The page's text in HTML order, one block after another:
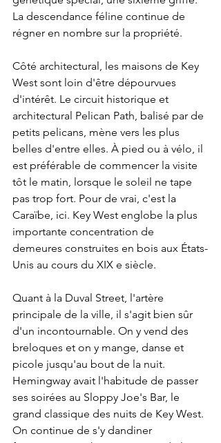
La descendance féline continue de
régner en nombre sur la propriété.
Côté architectural, les maisons de Key
West sont loin d'être dépourvues
d'intérêt. Le circuit historique et
architectural Pelican Path, balisé par de
petits pelicans, mène vers les plus
belles d'entre elles. À pied ou à vélo, il
est préférable de commencer la visite
tôt le matin, lorsque le soleil ne tape
pas trop fort. Pour de vrai, c'est la
Caraïbe, ici. Key West englobe la plus
importante concentration de
demeures construites en bois aux États-
Unis au cours du XIX e siècle.
Quant à la Duval Street, l'artère
principale de la ville, il s'agit bien sûr
d'un incontournable. On y vend des
breloques et on y mange, danse et
picole jusqu'au bout de la nuit.
Hemingway avait l'habitude de passer
ses soirées au Sloppy Joe's Bar, le
grand classique des nuits de Key West.
On continue de s'y dandiner